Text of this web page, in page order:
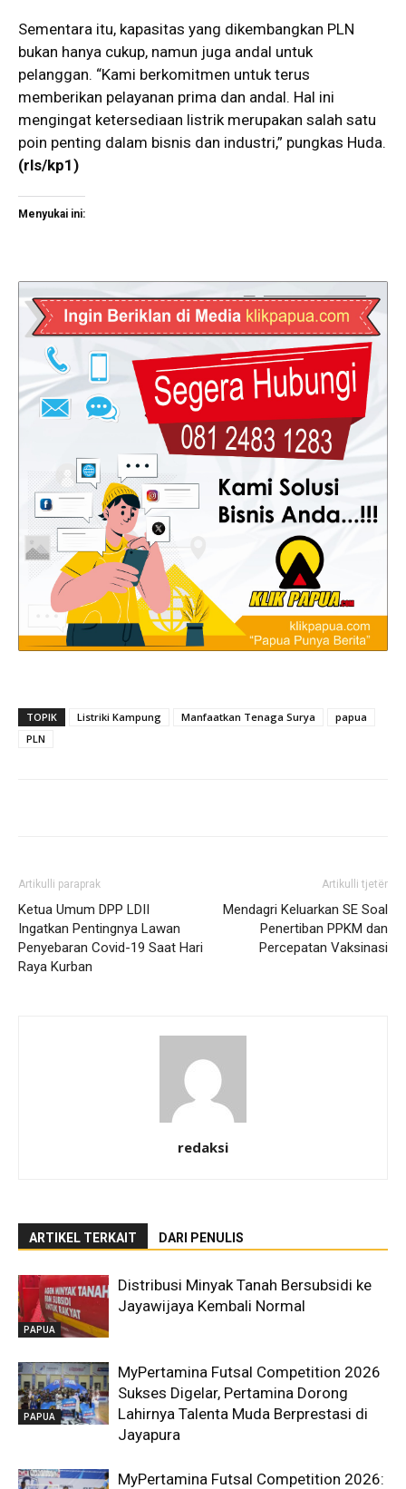
Sementara itu, kapasitas yang dikembangkan PLN
bukan hanya cukup, namun juga andal untuk
pelanggan. “Kami berkomitmen untuk terus
memberikan pelayanan prima dan andal. Hal ini
mengingat ketersediaan listrik merupakan salah satu
poin penting dalam bisnis dan industri,” pungkas Huda.
(rls/kp1)
Menyukai ini:
TOPIK Listriki Kampung Manfaatkan Tenaga Surya
papua
PLN
Artikulli paraprak
Ketua Umum DPP LDII
Ingatkan Pentingnya Lawan
Penyebaran Covid-19 Saat Hari
Raya Kurban
Artikulli tjetër
Mendagri Keluarkan SE Soal
Penertiban PPKM dan
Percepatan Vaksinasi
redaksi
ARTIKEL TERKAIT DARI PENULIS
PAPUA
Distribusi Minyak Tanah Bersubsidi ke
Jayawijaya Kembali Normal
PAPUA
MyPertamina Futsal Competition 2026
Sukses Digelar, Pertamina Dorong
Lahirnya Talenta Muda Berprestasi di
Jayapura
MyPertamina Futsal Competition 2026: